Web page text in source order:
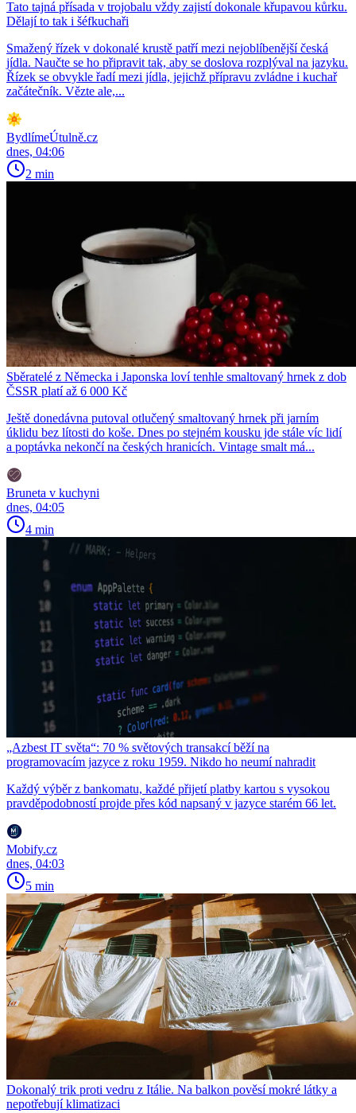
Tato tajná přísada v trojobalu vždy zajistí dokonale křupavou kůrku.
Dělají to tak i šéfkuchaři
Smažený řízek v dokonalé krustě patří mezi nejoblíbenější česká
jídla. Naučte se ho připravit tak, aby se doslova rozplýval na jazyku.
Řízek se obvykle řadí mezi jídla, jejichž přípravu zvládne i kuchař
začátečník. Vězte ale,...
BydlímeÚtulně.cz
dnes, 04:06
2 min
Sběratelé z Německa i Japonska loví tenhle smaltovaný hrnek z dob
ČSSR platí až 6 000 Kč
Ještě donedávna putoval otlučený smaltovaný hrnek při jarním
úklidu bez lítosti do koše. Dnes po stejném kousku jde stále víc lidí
a poptávka nekončí na českých hranicích. Vintage smalt má...
Bruneta v kuchyni
dnes, 04:05
4 min
„Azbest IT světa“: 70 % světových transakcí běží na
programovacím jazyce z roku 1959. Nikdo ho neumí nahradit
Každý výběr z bankomatu, každé přijetí platby kartou s vysokou
pravděpodobností projde přes kód napsaný v jazyce starém 66 let.
Mobify.cz
dnes, 04:03
5 min
Dokonalý trik proti vedru z Itálie. Na balkon pověsí mokré látky a
nepotřebují klimatizaci